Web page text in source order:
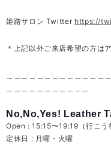
姫路サロン Twitter https://
＊上記以外ご来店希望の方は
No,No,Yes! Leather
Open : 15:15〜19:19（行こう
定休日 : 月曜・火曜